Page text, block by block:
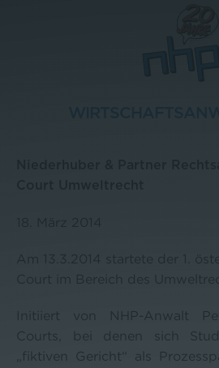
Initiiert von NHP-Anwalt
Courts, bei denen sich
„fiktiven Gericht“ als